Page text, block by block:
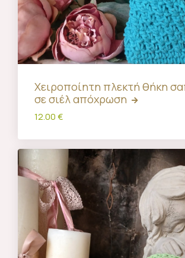
Χειροποίητη πλεκτή θήκη
σε σιέλ απόχρωση
12.00 €